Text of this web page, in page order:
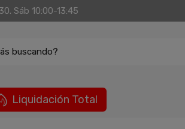
Sáb 10:00-13:45
buscando?
Liquidación Total